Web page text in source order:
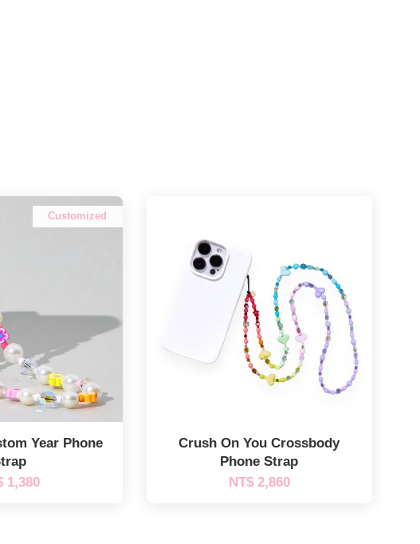
Customized
Year Phone
1,380
Crush On You Crossbody
Phone Strap
NT$ 2,860